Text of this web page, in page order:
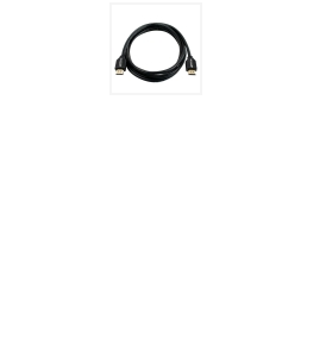
Esporte e lazer
Informática
Eletroportáteis